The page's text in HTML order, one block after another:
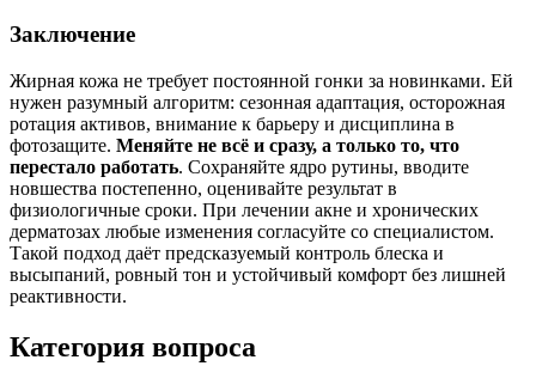
Заключение
Жирная кожа не требует постоянной гонки за новинками. Ей
нужен разумный алгоритм: сезонная адаптация, осторожная
ротация активов, внимание к барьеру и дисциплина в
фотозащите. Меняйте не всё и сразу, а только то, что
перестало работать. Сохраняйте ядро рутины, вводите
новшества постепенно, оценивайте результат в
физиологичные сроки. При лечении акне и хронических
дерматозах любые изменения согласуйте со специалистом.
Такой подход даёт предсказуемый контроль блеска и
высыпаний, ровный тон и устойчивый комфорт без лишней
реактивности.
Категория вопроса